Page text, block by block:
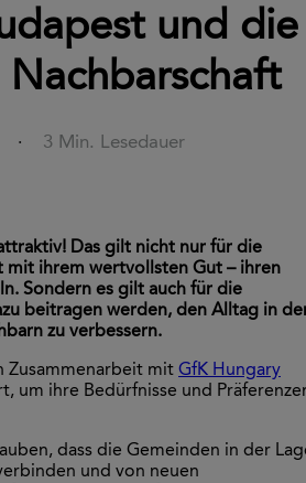
und die
· 3 Min. Lesedauer
Das gilt nicht nur für die
mit ihrem wertvollsten Gut – ihren
Sondern es gilt auch für die
beitragen werden, den Alltag in
zu verbessern.
Zusammenarbeit mit GfK Hungary
um ihre Bedürfnisse und
dass die Gemeinden in der
und von neuen